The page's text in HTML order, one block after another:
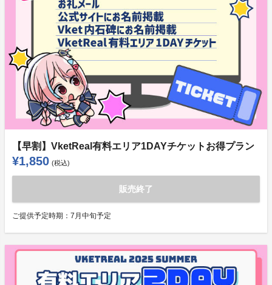
【早割】VketReal有料エリア1DAYチケットお得プラン
¥1,850 (税込)
販売終了
ご提供予定時期： 7月中旬予定